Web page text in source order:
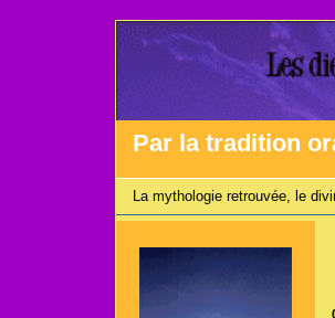
Par la tradition
La mythologie retrouvée, le